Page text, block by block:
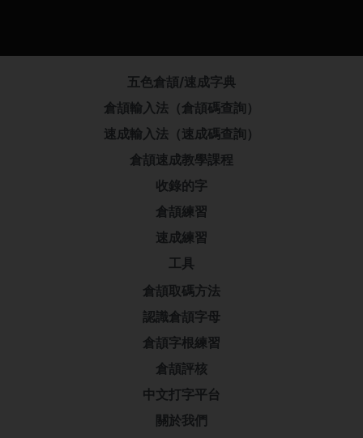
五色倉頡/速成字典
倉頡輸入法（倉頡碼查詢）
速成輸入法（速成碼查詢）
倉頡速成教學課程
收錄的字
倉頡練習
速成練習
工具
倉頡取碼方法
認識倉頡字母
倉頡字根練習
倉頡評核
中文打字平台
關於我們